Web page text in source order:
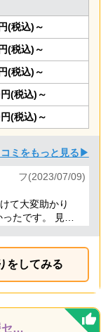
円(税込)～
円(税込)～
円(税込)～
円(税込)～
円(税込)～
ミをもっと見る▶
フ(2023/07/09)
て大変助かり
たです。 見積
をしてみる
北大阪不用品回収片付け支援センター